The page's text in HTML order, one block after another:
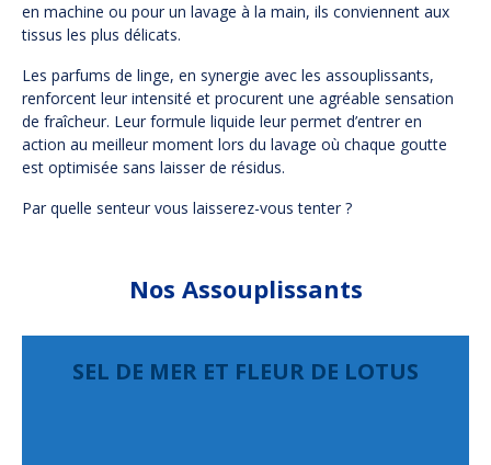
en machine ou pour un lavage à la main, ils conviennent aux
tissus les plus délicats.
Les parfums de linge, en synergie avec les assouplissants,
renforcent leur intensité et procurent une agréable sensation
de fraîcheur. Leur formule liquide leur permet d’entrer en
action au meilleur moment lors du lavage où chaque goutte
est optimisée sans laisser de résidus.
Par quelle senteur vous laisserez-vous tenter ?
Nos Assouplissants
SEL DE MER ET FLEUR DE LOTUS